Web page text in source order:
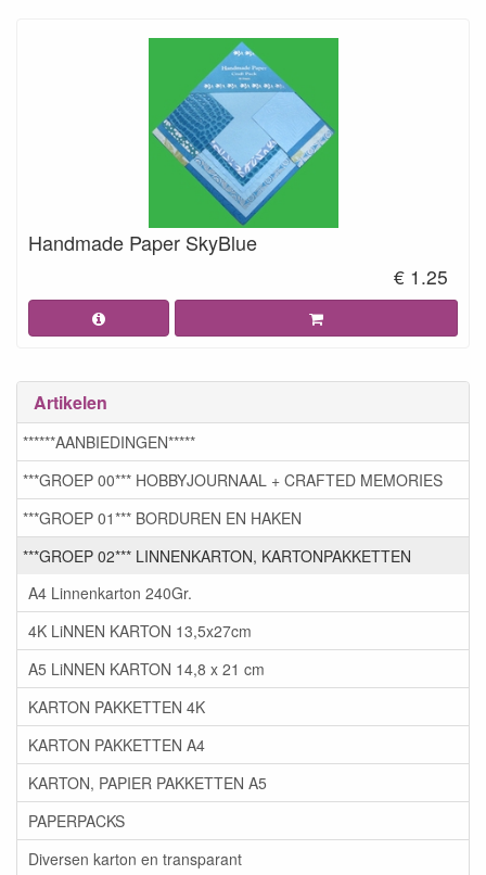
Handmade Paper SkyBlue
€ 1.25
Artikelen
******AANBIEDINGEN*****
***GROEP 00*** HOBBYJOURNAAL + CRAFTED MEMORIES
***GROEP 01*** BORDUREN EN HAKEN
***GROEP 02*** LINNENKARTON, KARTONPAKKETTEN
A4 Linnenkarton 240Gr.
4K LiNNEN KARTON 13,5x27cm
A5 LiNNEN KARTON 14,8 x 21 cm
KARTON PAKKETTEN 4K
KARTON PAKKETTEN A4
KARTON, PAPIER PAKKETTEN A5
PAPERPACKS
Diversen karton en transparant